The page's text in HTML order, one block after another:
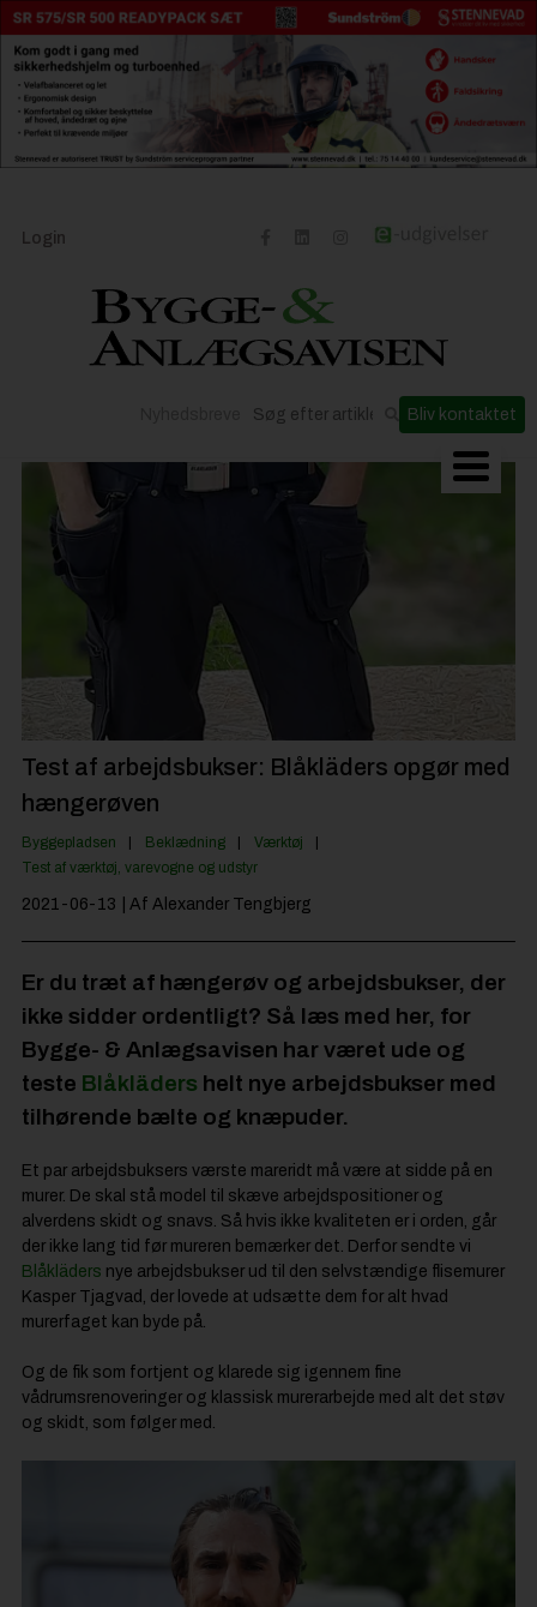
Login
Bliv kontaktet
Byggeriets udvikling
Materialer og løsninger
Byggepladsen
Til Håndværkeren
Partnere
Jobportal
Test af arbejdsbukser: Blåkläders opgør med
hængerøven
Byggepladsen Beklædning
Værktøj
Test af værktøj, varevogne og udstyr
2021-06-13 | Af Alexander Tengbjerg
Er du træt af hængerøv og arbejdsbukser, der
ikke sidder ordentligt? Så læs med her, for
Bygge- & Anlægsavisen har været ude og
teste Blåkläders helt nye arbejdsbukser med
tilhørende bælte og knæpuder.
Et par arbejdsbuksers værste mareridt må være at sidde på en
murer. De skal stå model til skæve arbejdspositioner og
alverdens skidt og snavs. Så hvis ikke kvaliteten er i orden, går
der ikke lang tid før mureren bemærker det. Derfor sendte vi
Blåkläders nye arbejdsbukser ud til den selvstændige flisemurer
Kasper Tjagvad, der lovede at udsætte dem for alt hvad
murerfaget kan byde på.
Og de fik som fortjent og klarede sig igennem fine
vådrumsrenoveringer og klassisk murerarbejde med alt det støv
og skidt, som følger med.